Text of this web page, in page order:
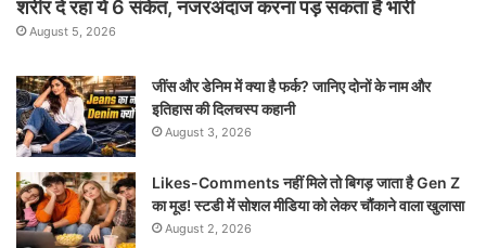
शरीर दे रहा ये 6 संकेत, नजरअंदाज करना पड़ सकता है भारी
August 5, 2026
जींस और डेनिम में क्या है फर्क? जानिए दोनों के नाम और
इतिहास की दिलचस्प कहानी
August 3, 2026
Likes-Comments नहीं मिले तो बिगड़ जाता है Gen Z
का मूड! स्टडी में सोशल मीडिया को लेकर चौंकाने वाला खुलासा
August 2, 2026